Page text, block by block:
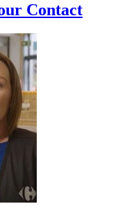
Contact